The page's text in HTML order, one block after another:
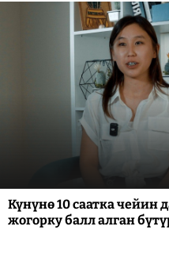
Күнүнө 10 саатка
жогорку балл алган